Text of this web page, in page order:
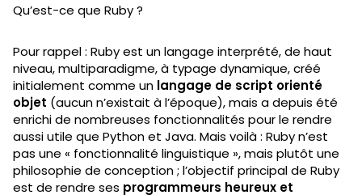
Qu’est-ce que Ruby ?
Pour rappel : Ruby est un langage interprété, de haut
niveau, multiparadigme, à typage dynamique, créé
initialement comme un langage de script orienté
objet (aucun n’existait à l’époque), mais a depuis été
enrichi de nombreuses fonctionnalités pour le rendre
aussi utile que Python et Java. Mais voilà : Ruby n’est
pas une « fonctionnalité linguistique », mais plutôt une
philosophie de conception ; l’objectif principal de Ruby
est de rendre ses programmeurs heureux et